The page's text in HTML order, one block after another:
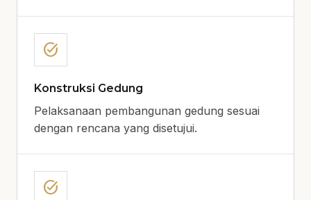
task_alt
Konstruksi Gedung
Pelaksanaan pembangunan gedung sesuai
dengan rencana yang disetujui.
task_alt